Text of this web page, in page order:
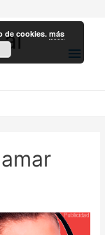
de cookies.más